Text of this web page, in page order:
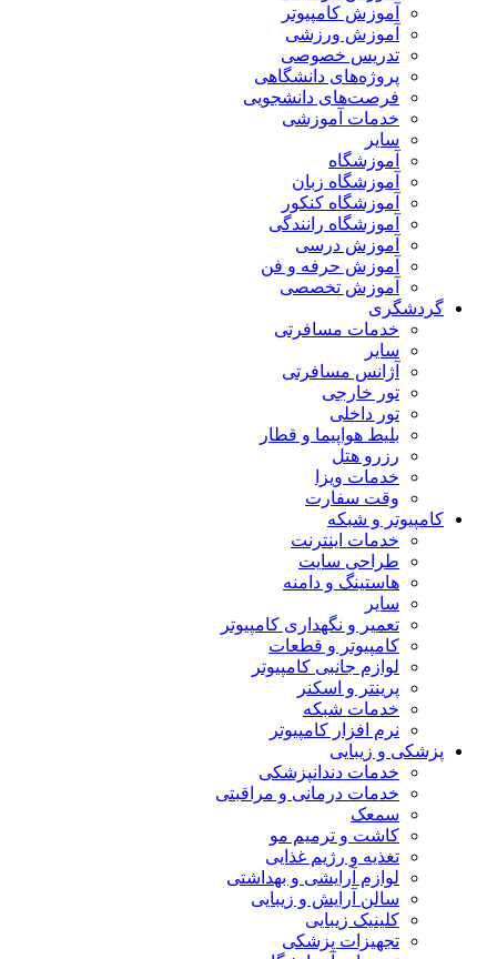
آموزش کامپیوتر
آموزش ورزشی
تدریس خصوصی
پروژه‌های دانشگاهی
فرصت‌های دانشجویی
خدمات آموزشی
سایر
آموزشگاه
آموزشگاه زبان
آموزشگاه کنکور
آموزشگاه رانندگی
آموزش درسی
آموزش حرفه و فن
آموزش تخصصی
گردشگری
خدمات مسافرتی
سایر
آژانس مسافرتی
تور خارجی
تور داخلی
بلیط هواپیما و قطار
رزرو هتل
خدمات ویزا
وقت سفارت
کامپیوتر و شبکه
خدمات اینترنت
طراحی سایت
هاستینگ و دامنه
سایر
تعمیر و نگهداری کامپیوتر
کامپیوتر و قطعات
لوازم جانبی کامپیوتر
پرینتر و اسکنر
خدمات شبکه
نرم افزار کامپیوتر
پزشکی و زیبایی
خدمات دندانپزشکی
خدمات درمانی و مراقبتی
سمعک
کاشت و ترمیم مو
تغذیه و رژیم غذایی
لوازم آرایشی و بهداشتی
سالن آرایش و زیبایی
کلینیک زیبایی
تجهیزات پزشکی